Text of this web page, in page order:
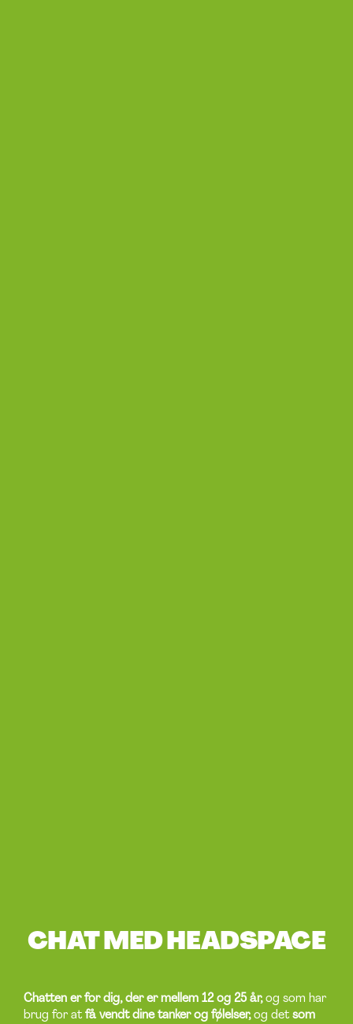
CHAT MED HEADSPACE
Chatten er for dig, der er mellem 12 og 25 år,og som har
brug for at få vendt dine tanker og følelser,og det som